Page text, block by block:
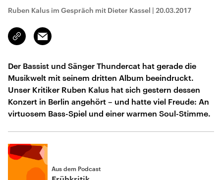
Ruben Kalus im Gespräch mit Dieter Kassel | 20.03.2017
Link
kopieren/teilen
Email
Der Bassist und Sänger Thundercat hat gerade die
Musikwelt mit seinem dritten Album beeindruckt.
Unser Kritiker Ruben Kalus hat sich gestern dessen
Konzert in Berlin angehört – und hatte viel Freude: An
virtuosem Bass-Spiel und einer warmen Soul-Stimme.
Aus dem Podcast